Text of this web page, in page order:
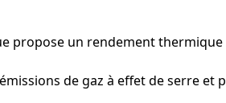
propose un rendement thermique
de gaz à effet de serre et